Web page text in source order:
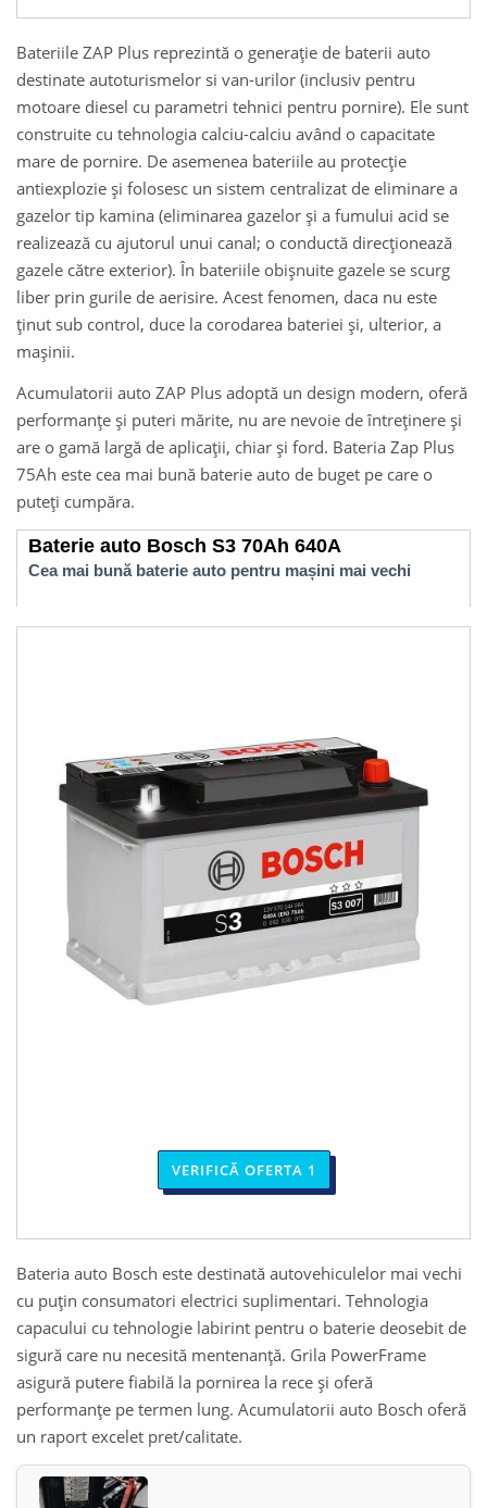
Bateriile ZAP Plus reprezintă o generație de baterii auto
destinate autoturismelor si van-urilor (inclusiv pentru
motoare diesel cu parametri tehnici pentru pornire). Ele sunt
construite cu tehnologia calciu-calciu având o capacitate
mare de pornire. De asemenea bateriile au protecție
antiexplozie și folosesc un sistem centralizat de eliminare a
gazelor tip kamina (eliminarea gazelor și a fumului acid se
realizează cu ajutorul unui canal; o conductă direcționează
gazele către exterior). În bateriile obișnuite gazele se scurg
liber prin gurile de aerisire. Acest fenomen, daca nu este
ținut sub control, duce la corodarea bateriei și, ulterior, a
mașinii.
Acumulatorii auto ZAP Plus adoptă un design modern, oferă
performanțe și puteri mărite, nu are nevoie de întreținere și
are o gamă largă de aplicații, chiar și ford. Bateria Zap Plus
75Ah este cea mai bună baterie auto de buget pe care o
puteți cumpăra.
Baterie auto Bosch S3 70Ah 640A
Cea mai bună baterie auto pentru mașini mai vechi
VERIFICĂ OFERTA 1
Bateria auto Bosch este destinată autovehiculelor mai vechi
cu puțin consumatori electrici suplimentari. Tehnologia
capacului cu tehnologie labirint pentru o baterie deosebit de
sigură care nu necesită mentenanță. Grila PowerFrame
asigură putere fiabilă la pornirea la rece și oferă
performanțe pe termen lung. Acumulatorii auto Bosch oferă
un raport excelet pret/calitate.